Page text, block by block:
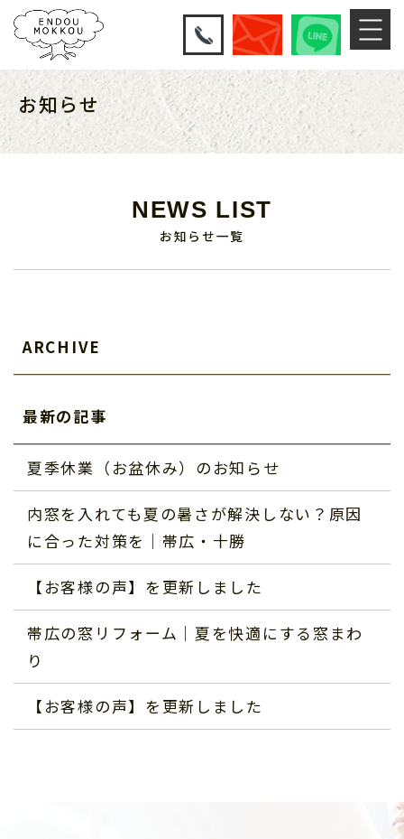
お知らせ
NEWS LIST
お知らせ一覧
ARCHIVE
最新の記事
夏季休業（お盆休み）のお知らせ
内窓を入れても夏の暑さが解決しない？原因
に合った対策を｜帯広・十勝
【お客様の声】を更新しました
帯広の窓リフォーム｜夏を快適にする窓まわ
り
【お客様の声】を更新しました